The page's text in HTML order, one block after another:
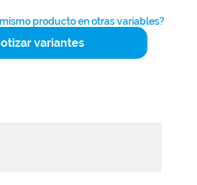
producto en otras variables?
variantes